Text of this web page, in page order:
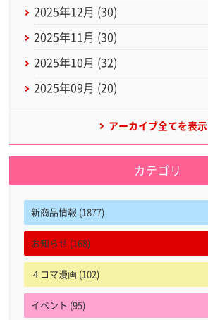
2025年12月 (30)
2025年11月 (30)
2025年10月 (32)
2025年09月 (20)
アーカイブ全てを表示
カテゴリ
新商品情報 (1877)
お知らせ (168)
４コマ漫画 (102)
イベント (95)